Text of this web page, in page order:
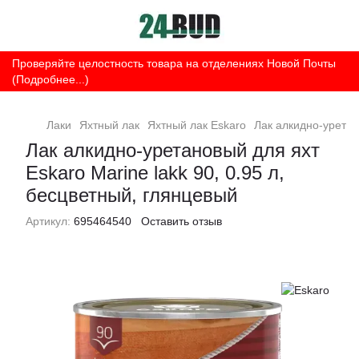
Проверяйте целостность товара на отделениях Новой Почты
(Подробнее...)
Лаки Яхтный лак Яхтный лак Eskaro Лак алкидно-
Лак алкидно-уретановый для яхт
Eskaro Marine lakk 90, 0.95 л,
бесцветный, глянцевый
Артикул: 695464540 Оставить отзыв